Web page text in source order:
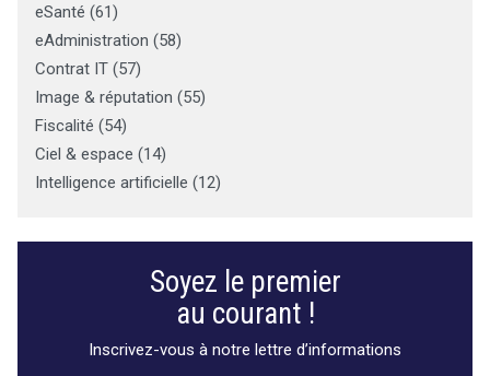
Image & réputation (55)
eSanté (61)
Contrat IT (57)
Intelligence artificielle (12)
eAdministration (58)
Fiscalité (54)
Ciel & espace (14)
Soyez le premier
au courant !
Inscrivez-vous à notre lettre d’informations